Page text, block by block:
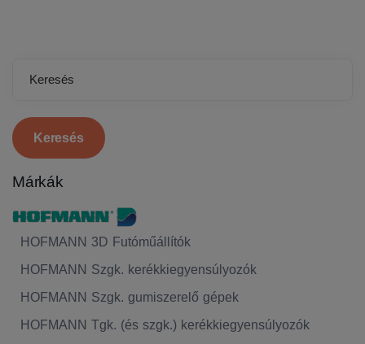
Keresés
Márkák
HOFMANN 3D Futóműállítók
HOFMANN Szgk. kerékkiegyensúlyozók
HOFMANN Szgk. gumiszerelő gépek
HOFMANN Tgk. (és szgk.) kerékkiegyensúlyozók